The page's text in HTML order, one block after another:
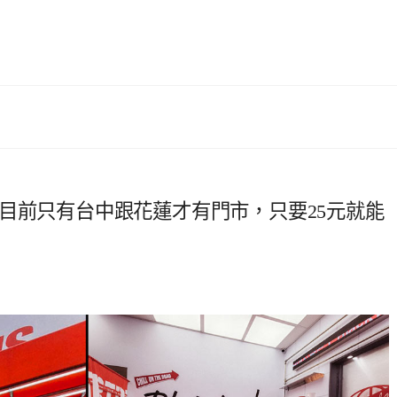
前只有台中跟花蓮才有門市，只要25元就能